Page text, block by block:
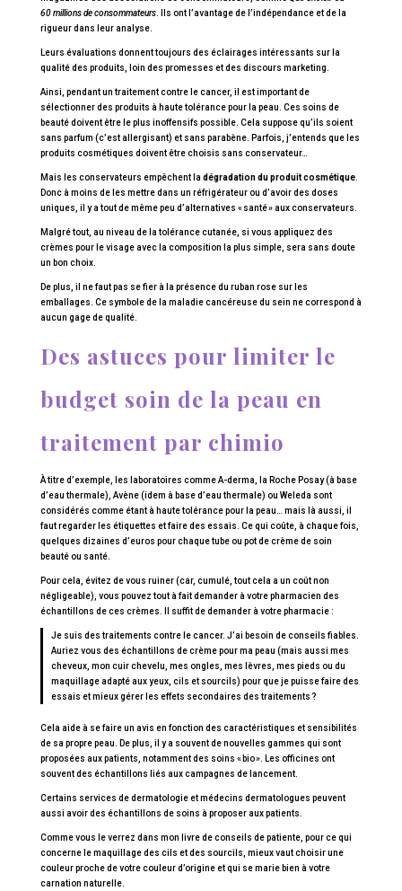
60 millions de consommateurs. Ils ont l’avantage de l’indépendance et de la
rigueur dans leur analyse.
Leurs évaluations donnent toujours des éclairages intéressants sur la
qualité des produits, loin des promesses et des discours marketing.
Ainsi, pendant un traitement contre le cancer, il est important de
sélectionner des produits à haute tolérance pour la peau. Ces soins de
beauté doivent être le plus inoffensifs possible. Cela suppose qu’ils soient
sans parfum (c’est allergisant) et sans parabène. Parfois, j’entends que les
produits cosmétiques doivent être choisis sans conservateur…
Mais les conservateurs empêchent la dégradation du produit cosmétique.
Donc à moins de les mettre dans un réfrigérateur ou d’avoir des doses
uniques, il y a tout de même peu d’alternatives « santé » aux conservateurs.
Malgré tout, au niveau de la tolérance cutanée, si vous appliquez des
crèmes pour le visage avec la composition la plus simple, sera sans doute
un bon choix.
De plus, il ne faut pas se fier à la présence du ruban rose sur les
emballages. Ce symbole de la maladie cancéreuse du sein ne correspond à
aucun gage de qualité.
Des astuces pour limiter le
budget soin de la peau en
traitement par chimio
À titre d’exemple, les laboratoires comme A-derma, la Roche Posay (à base
d’eau thermale), Avène (idem à base d’eau thermale) ou Weleda sont
considérés comme étant à haute tolérance pour la peau… mais là aussi, il
faut regarder les étiquettes et faire des essais. Ce qui coûte, à chaque fois,
quelques dizaines d’euros pour chaque tube ou pot de crème de soin
beauté ou santé.
Pour cela, évitez de vous ruiner (car, cumulé, tout cela a un coût non
négligeable), vous pouvez tout à fait demander à votre pharmacien des
échantillons de ces crèmes. Il suffit de demander à votre pharmacie :
Je suis des traitements contre le cancer. J’ai besoin de conseils fiables.
Auriez vous des échantillons de crème pour ma peau (mais aussi mes
cheveux, mon cuir chevelu, mes ongles, mes lèvres, mes pieds ou du
maquillage adapté aux yeux, cils et sourcils) pour que je puisse faire des
essais et mieux gérer les effets secondaires des traitements ?
Cela aide à se faire un avis en fonction des caractéristiques et sensibilités
de sa propre peau. De plus, il y a souvent de nouvelles gammes qui sont
proposées aux patients, notamment des soins « bio ». Les officines ont
souvent des échantillons liés aux campagnes de lancement.
Certains services de dermatologie et médecins dermatologues peuvent
aussi avoir des échantillons de soins à proposer aux patients.
Comme vous le verrez dans mon livre de conseils de patiente, pour ce qui
concerne le maquillage des cils et des sourcils, mieux vaut choisir une
couleur proche de votre couleur d’origine et qui se marie bien à votre
carnation naturelle.